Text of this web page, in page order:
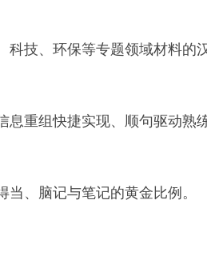
技、环保等专题领域材料的
重组快捷实现、顺句驱动熟
、脑记与笔记的黄金比例。